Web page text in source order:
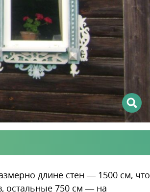
длине стен — 1500 см, что
остальные 750 см — на